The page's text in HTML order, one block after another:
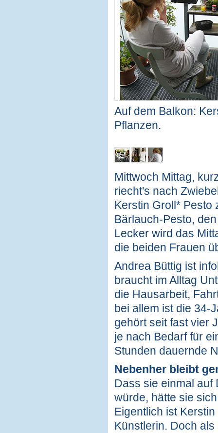
Auf dem Balkon:
Pflanzen.
Mittwoch Mittag,
riecht's nach
Kerstin Groll* Pesto
Bärlauch-Pesto,
Lecker wird das
die beiden Frauen
Andrea Büttig ist
braucht im Alltag
die Hausarbeit,
bei allem ist die 34-
gehört seit fast vier
je nach Bedarf für
Stunden dauernde
Nebenher bleibt
Dass sie einmal auf
würde, hätte sie
Eigentlich ist
Künstlerin. Doch